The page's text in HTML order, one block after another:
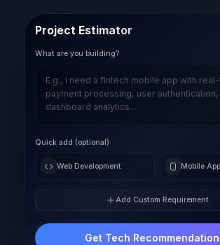
Project Estimator
What are you building?
Quick add (optional)
Web Development Mobile App
Add Custom Requirement
Get Tech Recommendation